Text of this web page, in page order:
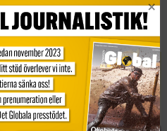
4 min lästid